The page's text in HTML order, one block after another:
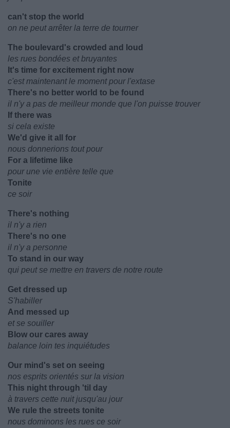
can't stop the world
on ne peut arrêter la terre de tourner
The boulevard's crowded and loud
les rues bondées et bruyantes
It's time for excitement right now
c'est maintenant le moment pour l'extase
There's no better world to be found
il n'y a pas de meilleur monde que l'on puisse trouver
If there was
si cela existe
We'd give it all for
nous donnerions tout pour
For a lifetime like
pour une vie entière telle que
Tonite
ce soir
There's nothing
il n'y a rien
There's no one
il n'y a personne
To stand in our way
qui peut se mettre en travers de notre route
Get dressed up
S'habiller
And messed up
et se souiller
Blow our cares away
balance loin tes inquiétudes
Our mind's set on seeing
nos esprits orientés sur la vision
This night through 'til day
à travers cette nuit jusqu'au jour
We rule the streets tonite
nous dominons les rues ce soir